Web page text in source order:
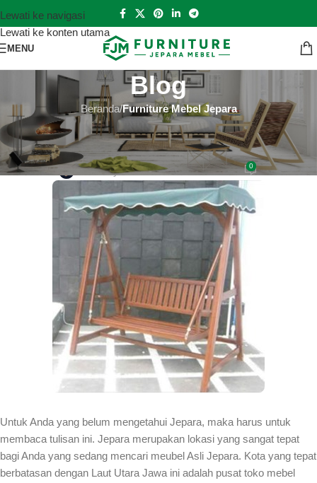
Lewati ke navigasi
Lewati ke konten utama
MENU
Blog
Beranda/Furniture Mebel Jepara
FURNITURE MEBEL JEPARA
Jual Kursi Jepara Tercepat
Hutankayu FurnitureAktif 2019-05-26 0
Untuk Anda yang belum mengetahui Jepara, maka harus untuk
membaca tulisan ini. Jepara merupakan lokasi yang sangat tepat
bagi Anda yang sedang mencari meubel Asli Jepara. Kota yang tepat
berbatasan dengan Laut Utara Jawa ini adalah pusat toko mebel